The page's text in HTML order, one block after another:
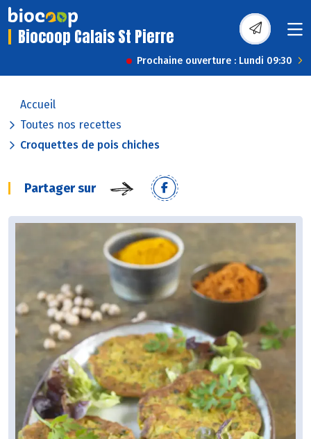
Biocoop Calais St Pierre
Prochaine ouverture : Lundi 09:30
Accueil
Toutes nos recettes
Croquettes de pois chiches
Partager sur